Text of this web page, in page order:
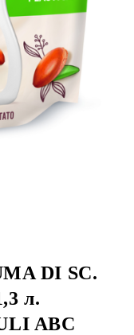
DI SC.
л.
ABC